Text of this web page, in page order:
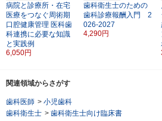
病院と診療所・在宅
医療をつなぐ周術期
口腔健康管理 医科歯
科連携に必要な知識
と実践例
6,050円
歯科衛生士のための
歯科診療報酬入門 2
026-2027
4,290円
関連領域からさがす
歯科医師 > 小児歯科
歯科衛生士 > 歯科衛生士向け臨床書